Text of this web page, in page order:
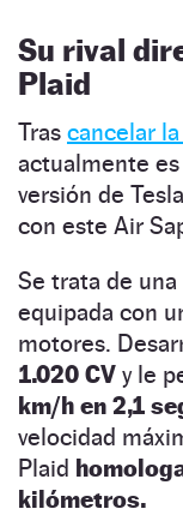
Su rival
Plaid
Tras cancelar
actualmente
versión de
con este Air
Se trata de
equipada con
motores.
1.020 CV y le
km/h en 2,1
velocidad
Plaid
kilómetros.